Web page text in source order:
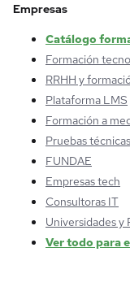
Empresas
Catálogo
Formación
RRHH y
Plataforma LMS
Formación a
Pruebas técnicas
FUNDAE
Empresas tech
Consultoras IT
Universidades y
Ver todo para